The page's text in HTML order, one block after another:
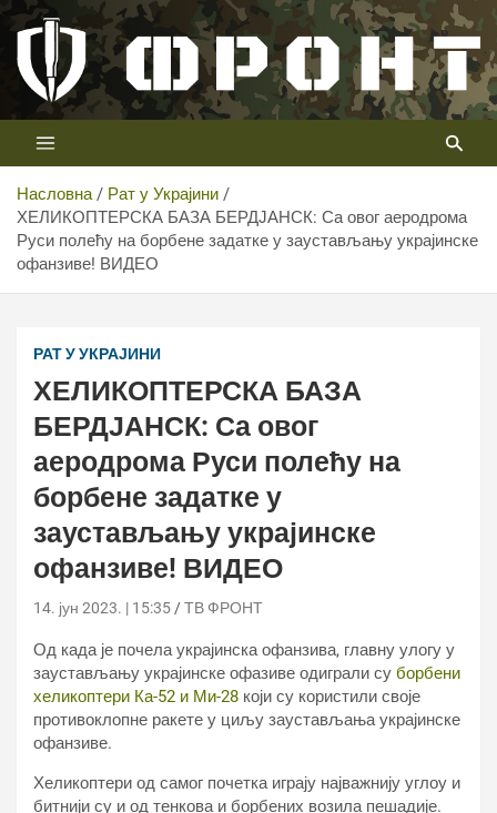
Скип
цонтент
Телевизија ФРОНТ
Први војни канал у Србији
Насловна
Рат у Украјини
ХЕЛИКОПТЕРСКА БАЗА БЕРДЈАНСК: Са овог аеродрома
Руси полећу на борбене задатке у заустављању украјинске
офанзиве! ВИДЕО
РАТ У УКРАЈИНИ
ХЕЛИКОПТЕРСКА БАЗА
БЕРДЈАНСК: Са овог
аеродрома Руси полећу на
борбене задатке у
заустављању украјинске
офанзиве! ВИДЕО
14. јун 2023. | 15:35 ТВ ФРОНТ
Од када је почела украјинска офанзива, главну улогу у
заустављању украјинске офазиве одиграли су борбени
хеликоптери Ка-52 и Ми-28 који су користили своје
противоклопне ракете у циљу заустављања украјинске
офанзиве.
Хеликоптери од самог почетка играју најважнију углоу и
битнији су и од тенкова и борбених возила пешадије.